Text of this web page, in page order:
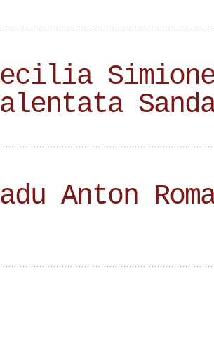
Anton